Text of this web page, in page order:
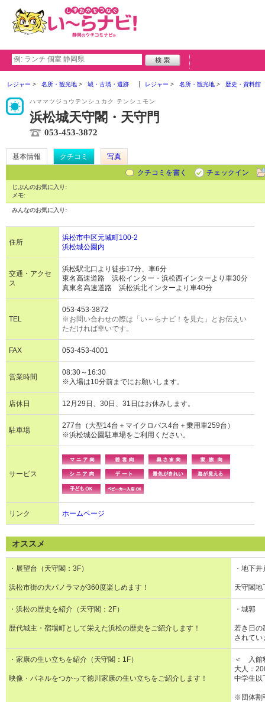
レジャー 名所・観光地 城・古墳・遺跡 レジャー 名所・観光地 歴史・資料館
ハママツジョウテンシュカク テンシュモン
浜松城天守閣・天守門
053-453-3872
基本情報 クチコミ
写真
クチコミを書く
チェックイン
じぶんのお気に入り:
メモ:
みんなのお気に入り:
住所
浜松市中区元城町100-2
浜松城公園内
交通・アクセ
ス
浜松駅北口より徒歩17分、車6分
東名高速道路 浜松インター・浜松西インターより車30分
真東名高速道路 浜松浜北インターより車40分
TEL
053-453-3872
※お問い合わせの際は「い～らナビ！を見た」とお伝えい
ただければ幸いです。
FAX 053-453-4001
営業時間
08:30～16:30
※入場は10分前までにお願いします。
店休日 12月29日、30日、31日はお休みします。
駐車場
277台（大型14台＋マイクロバス4台＋乗用車259台）
※浜松城公園駐車場をご利用ください。
サービス
リンク ホームページ
オススメ
・展望台（天守閣：3F）
浜松市街の大パノラマが360度楽しめます！
・地下
天守閣地
・浜松の歴史を紹介（天守閣：2F）
歴代城主・宿場町として栄えた浜松の歴史をご紹介します！
・城郭
若き日の
されてい
・家康の生い立ちを紹介（天守閣：1F）
映像・パネルをつかって徳川家康の生い立ちをご紹介します！
＜ 入
大人：
中学生以
※団体割